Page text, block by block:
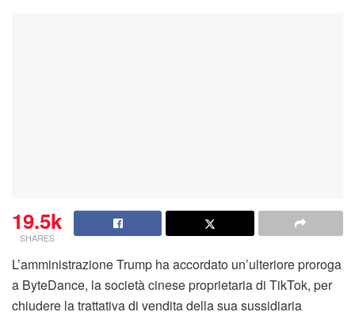
19.5k
SHARES
L’amministrazione Trump ha accordato un’ulteriore proroga
a ByteDance, la società cinese proprietaria di TikTok, per
chiudere la trattativa di vendita della sua sussidiaria